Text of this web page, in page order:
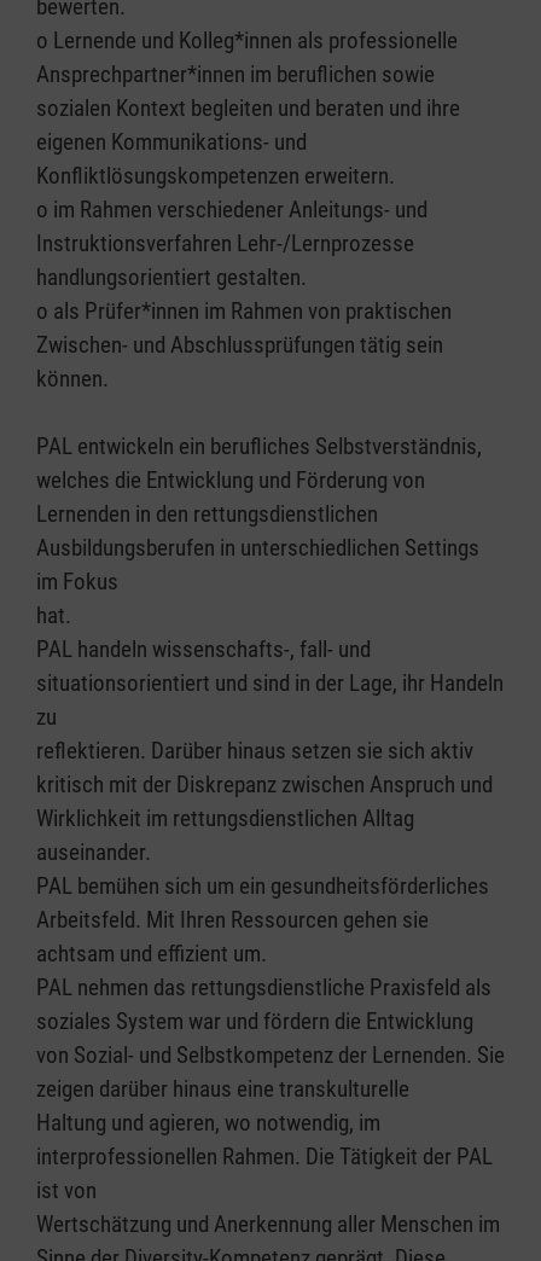
bewerten.
o Lernende und Kolleg*innen als professionelle
Ansprechpartner*innen im beruflichen sowie
sozialen Kontext begleiten und beraten und ihre
eigenen Kommunikations- und
Konfliktlösungskompetenzen erweitern.
o im Rahmen verschiedener Anleitungs- und
Instruktionsverfahren Lehr-/Lernprozesse
handlungsorientiert gestalten.
o als Prüfer*innen im Rahmen von praktischen
Zwischen- und Abschlussprüfungen tätig sein
können.
PAL entwickeln ein berufliches Selbstverständnis,
welches die Entwicklung und Förderung von
Lernenden in den rettungsdienstlichen
Ausbildungsberufen in unterschiedlichen Settings
im Fokus
hat.
PAL handeln wissenschafts-, fall- und
situationsorientiert und sind in der Lage, ihr Handeln
zu
reflektieren. Darüber hinaus setzen sie sich aktiv
kritisch mit der Diskrepanz zwischen Anspruch und
Wirklichkeit im rettungsdienstlichen Alltag
auseinander.
PAL bemühen sich um ein gesundheitsförderliches
Arbeitsfeld. Mit Ihren Ressourcen gehen sie
achtsam und effizient um.
PAL nehmen das rettungsdienstliche Praxisfeld als
soziales System war und fördern die Entwicklung
von Sozial- und Selbstkompetenz der Lernenden. Sie
zeigen darüber hinaus eine transkulturelle
Haltung und agieren, wo notwendig, im
interprofessionellen Rahmen. Die Tätigkeit der PAL
ist von
Wertschätzung und Anerkennung aller Menschen im